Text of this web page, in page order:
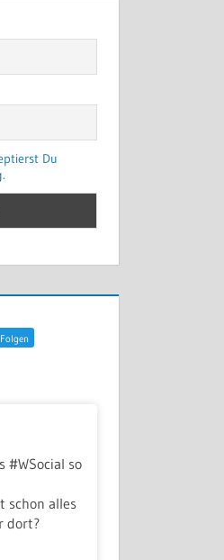
Du
Folgen
#WSocial so
schon alles
dort?